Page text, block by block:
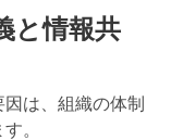
と情報共
は、 組織の体制
。